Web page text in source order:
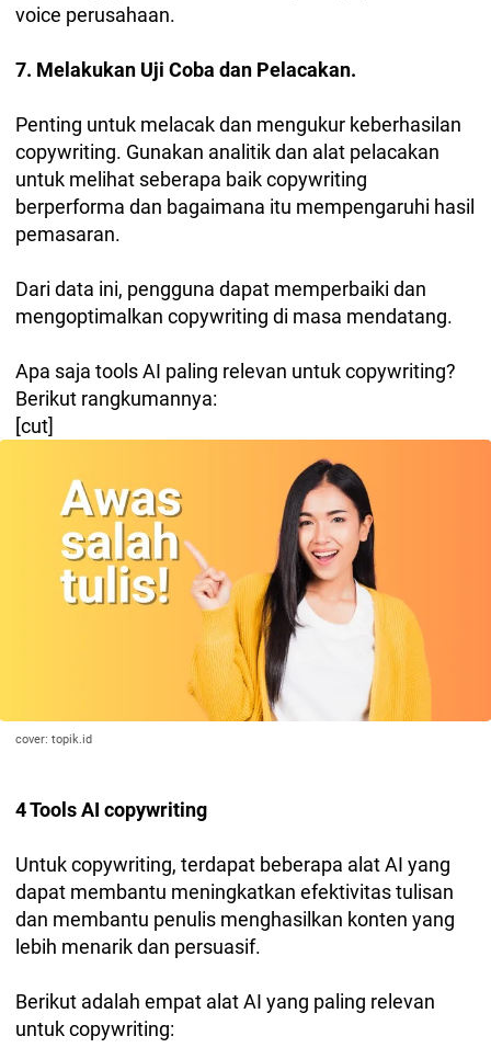
voice perusahaan.
7. Melakukan Uji Coba dan Pelacakan.
Penting untuk melacak dan mengukur keberhasilan
copywriting. Gunakan analitik dan alat pelacakan
untuk melihat seberapa baik copywriting
berperforma dan bagaimana itu mempengaruhi hasil
pemasaran.
Dari data ini, pengguna dapat memperbaiki dan
mengoptimalkan copywriting di masa mendatang.
Apa saja tools AI paling relevan untuk copywriting?
Berikut rangkumannya:
[cut]
cover: topik.id
4 Tools AI copywriting
Untuk copywriting, terdapat beberapa alat AI yang
dapat membantu meningkatkan efektivitas tulisan
dan membantu penulis menghasilkan konten yang
lebih menarik dan persuasif.
Berikut adalah empat alat AI yang paling relevan
untuk copywriting: